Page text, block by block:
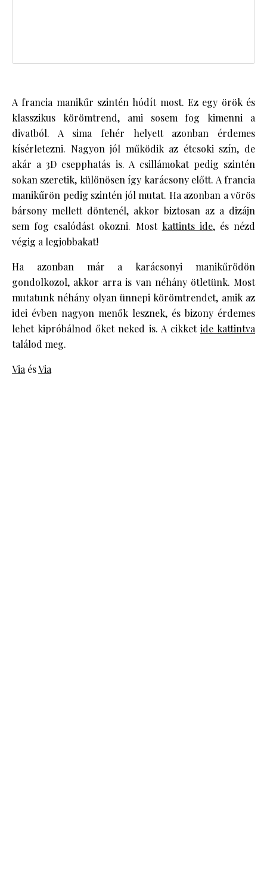
A francia manikűr szintén hódít most. Ez egy örök és
klasszikus körömtrend, ami sosem fog kimenni a
divatból. A sima fehér helyett azonban érdemes
kísérletezni. Nagyon jól működik az étcsoki szín, de
akár a 3D csepphatás is. A csillámokat pedig szintén
sokan szeretik, különösen így karácsony előtt. A francia
manikűrön pedig szintén jól mutat. Ha azonban a vörös
bársony mellett döntenél, akkor biztosan az a dizájn
sem fog csalódást okozni. Most kattints ide, és nézd
végig a legjobbakat!
Ha azonban már a karácsonyi manikűrödön
gondolkozol, akkor arra is van néhány ötletünk. Most
mutatunk néhány olyan ünnepi körömtrendet, amik az
idei évben nagyon menők lesznek, és bizony érdemes
lehet kipróbálnod őket neked is. A cikket ide kattintva
találod meg.
ViaésVia